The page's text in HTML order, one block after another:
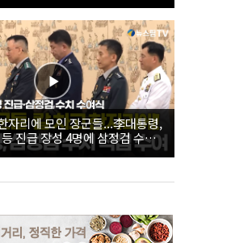
자리에 모인 장군들...李대통령,
진급 장성 4명에 삼정검 수치
장성 진급·삼정검 수치